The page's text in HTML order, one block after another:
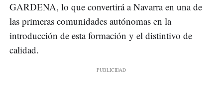
GARDENA, lo que convertirá a Navarra en una de
las primeras comunidades autónomas en la
introducción de esta formación y el distintivo de
calidad.